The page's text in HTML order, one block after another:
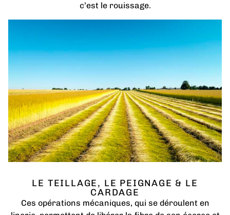
c’est le rouissage.
LE TEILLAGE, LE PEIGNAGE & LE
CARDAGE
Ces opérations mécaniques, qui se déroulent en